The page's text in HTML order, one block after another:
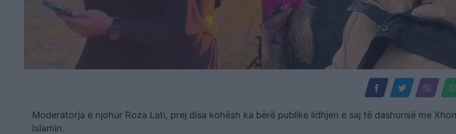
Moderatorja e njohur Roza Lati, prej disa kohësh ka bërë publike lidhjen e saj të dashurisë me
Islamin.